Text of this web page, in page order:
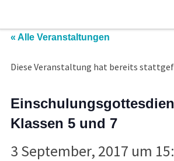
« Alle Veranstaltungen
Diese Veranstaltung hat bereits
Klassen 5 und 7
3 September, 2017 um